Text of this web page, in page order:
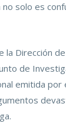
solo es
Dirección
de
emitida